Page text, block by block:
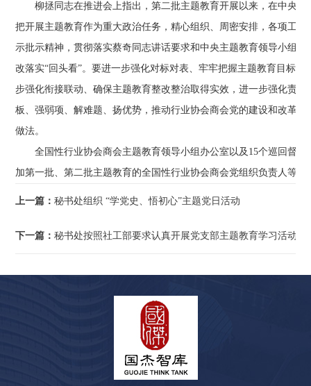
柳拯同志在推进会上指出，第二批主题教育开展以来，在中央主
把开展主题教育作为重大政治任务，精心组织、周密安排，各项工
示批示精神，贯彻落实蔡奇同志讲话要求和中央主题教育领导小组
改落实“回头看”。要进一步强化对标对表、牢牢把握主题教育目标
步强化衔接联动、确保主题教育整改整治取得实效，进一步强化责
板、强弱项、解难题、扬优势，推动行业协会商会党的建设和改革
做法。
全国性行业协会商会主题教育领导小组办公室以及15个巡回督导
加第一批、第二批主题教育的全国性行业协会商会党组织负责人等
上一篇：秘书处组织 “学党史、悟初心”主题党日活动
下一篇：秘书处按照社工部要求认真开展党支部主题教育学习活动